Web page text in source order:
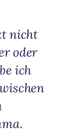
nicht
oder
ich